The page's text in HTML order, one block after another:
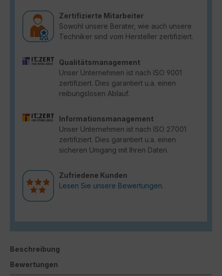
Zertifizierte Mitarbeiter
Sowohl unsere Berater, wie auch unsere
Techniker sind vom Hersteller zertifiziert.
Qualitätsmanagement
Unser Unternehmen ist nach ISO 9001
zertifiziert. Dies garantiert u.a. einen
reibungslosen Ablauf.
Informationsmanagement
Unser Unternehmen ist nach ISO 27001
zertifiziert. Dies garantiert u.a. einen
sicheren Umgang mit Ihren Daten.
Zufriedene Kunden
Lesen Sie unsere Bewertungen.
Beschreibung
Bewertungen